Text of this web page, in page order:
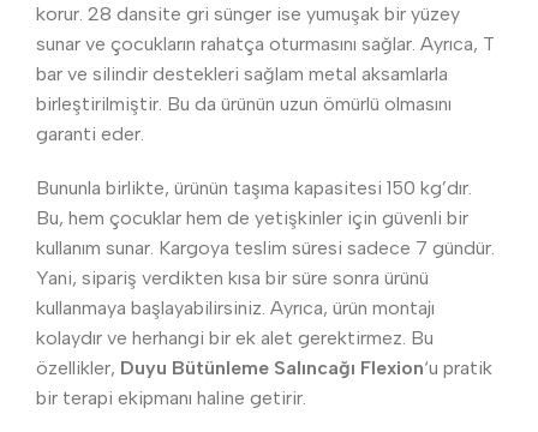
korur. 28 dansite gri sünger ise yumuşak bir yüzey
sunar ve çocukların rahatça oturmasını sağlar. Ayrıca, T
bar ve silindir destekleri sağlam metal aksamlarla
birleştirilmiştir. Bu da ürünün uzun ömürlü olmasını
garanti eder.
Bununla birlikte, ürünün taşıma kapasitesi 150 kg’dır.
Bu, hem çocuklar hem de yetişkinler için güvenli bir
kullanım sunar. Kargoya teslim süresi sadece 7 gündür.
Yani, sipariş verdikten kısa bir süre sonra ürünü
kullanmaya başlayabilirsiniz. Ayrıca, ürün montajı
kolaydır ve herhangi bir ek alet gerektirmez. Bu
özellikler, Duyu Bütünleme Salıncağı Flexion‘u pratik
bir terapi ekipmanı haline getirir.